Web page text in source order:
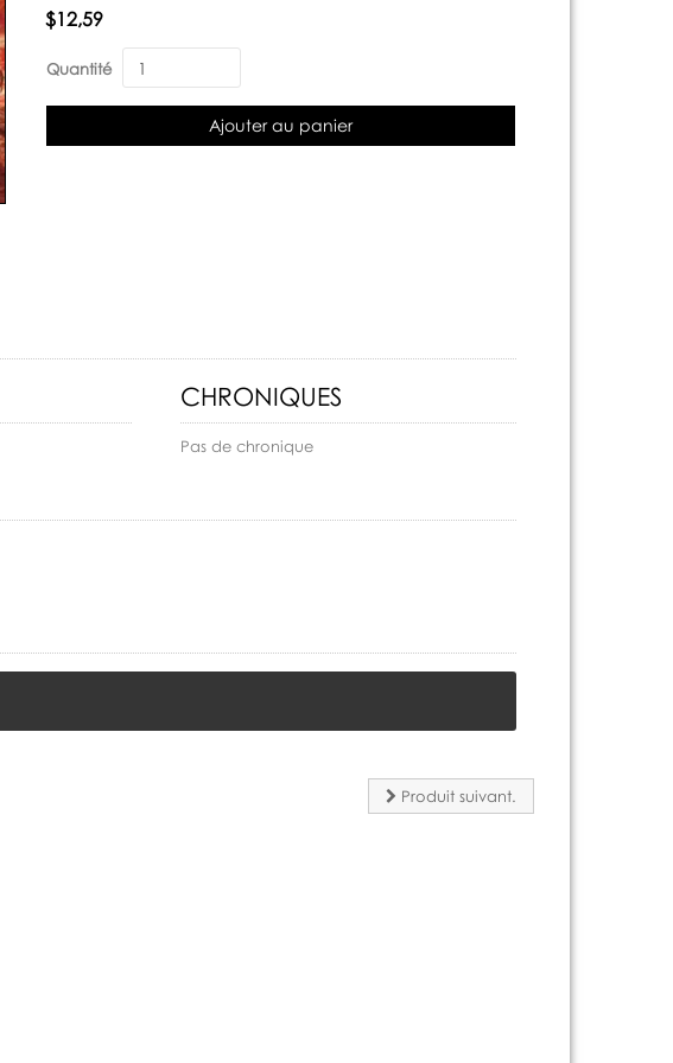
Disponibilité:
$12,59
Quantité
Ajouter au panier
CHRONIQUES
Pas de chronique
Produit suivant.